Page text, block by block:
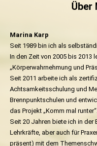
Über
Marina Karp
Seit 1989 bin ich als
In den Zeit von 2005 bis 2013
„Körperwahrnehmung und
Seit 2011 arbeite ich als
Achtsamkeitsschulung und
Brennpunktschulen und
das Projekt „Komm mal
Seit 20 Jahren biete ich in
Lehrkräfte, aber auch für
präsent) mit dem